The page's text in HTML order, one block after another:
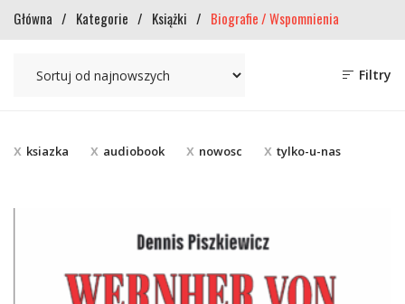
Główna / Kategorie / Książki / Biografie / Wspomnienia
Filtry
ksiazka audiobook nowosc tylko-u-nas